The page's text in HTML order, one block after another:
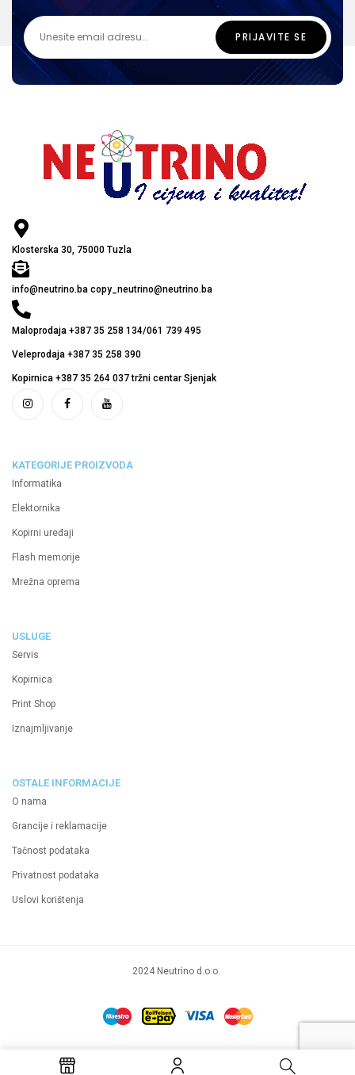
Klosterska 30, 75000 Tuzla
info@neutrino.ba copy_neutrino@neutrino.ba
Maloprodaja +387 35 258 134/061 739 495
Veleprodaja +387 35 258 390
Kopirnica +387 35 264 037 tržni centar Sjenjak
KATEGORIJE PROIZVODA
Informatika
Elektornika
Kopirni uređaji
Flash memorije
Mrežna oprema
USLUGE
Servis
Kopirnica
Print Shop
Iznajmljivanje
OSTALE INFORMACIJE
O nama
Grancije i reklamacije
Tačnost podataka
Privatnost podataka
Uslovi korištenja
2024 Neutrino d.o.o.